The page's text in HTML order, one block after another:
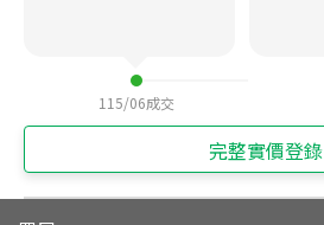
115/06成交
完整實價登錄